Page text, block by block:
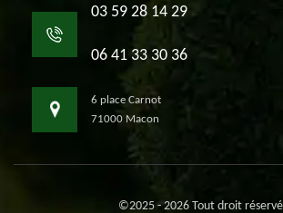
03 59 28 14 29
06 41 33 30 36
6 place Carnot
71000 Macon
©2025 - 2026 Tout droit